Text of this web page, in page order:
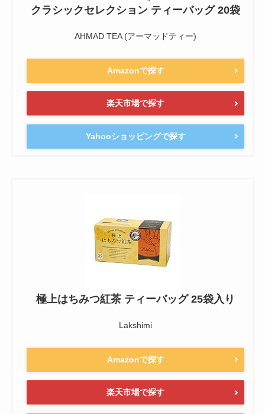
クラシックセレクション ティーバッグ 20袋
AHMAD TEA (アーマッドティー)
Amazonで探す
楽天市場で探す
Yahooショッピングで探す
極上はちみつ紅茶 ティーバッグ 25袋入り
Lakshimi
Amazonで探す
楽天市場で探す